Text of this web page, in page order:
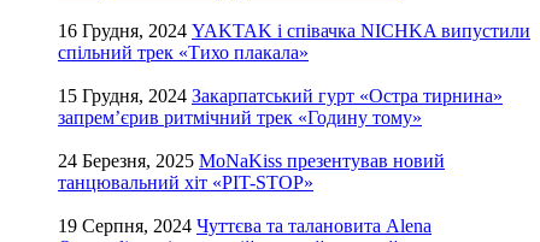
16 Грудня, 2024 YAKTAK і співачка NICHKA випустили
спільний трек «Тихо плакала»
15 Грудня, 2024 Закарпатський гурт «Остра тирнина»
запрем’єрив ритмічний трек «Годину тому»
24 Березня, 2025 MoNaKiss презентував новий
танцювальний хіт «PIT-STOP»
19 Серпня, 2024 Чуттєва та талановита Alena